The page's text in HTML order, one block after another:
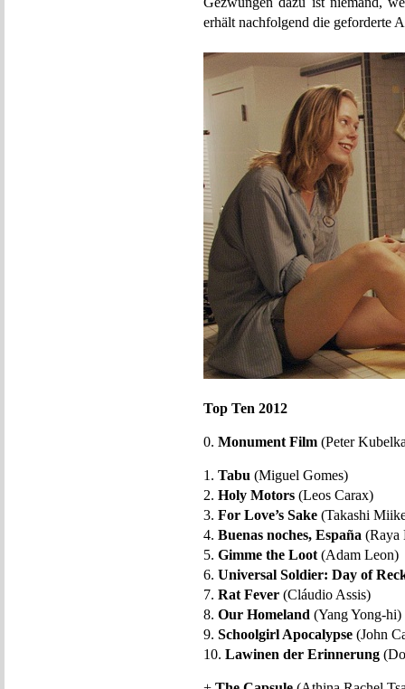
erhält nachfolgend die geforderte
Top Ten 2012
0. Monument Film (Peter
1. Tabu (Miguel Gomes)
2. Holy Motors (Leos Carax)
3. For Love’s Sake (Takashi
4. Buenas noches, España (Raya
5. Gimme the Loot (Adam Leon)
6. Universal Soldier: Day of
7. Rat Fever (Cláudio Assis)
8. Our Homeland (Yang Yong-hi)
9. Schoolgirl Apocalypse (John
10. Lawinen der Erinnerung